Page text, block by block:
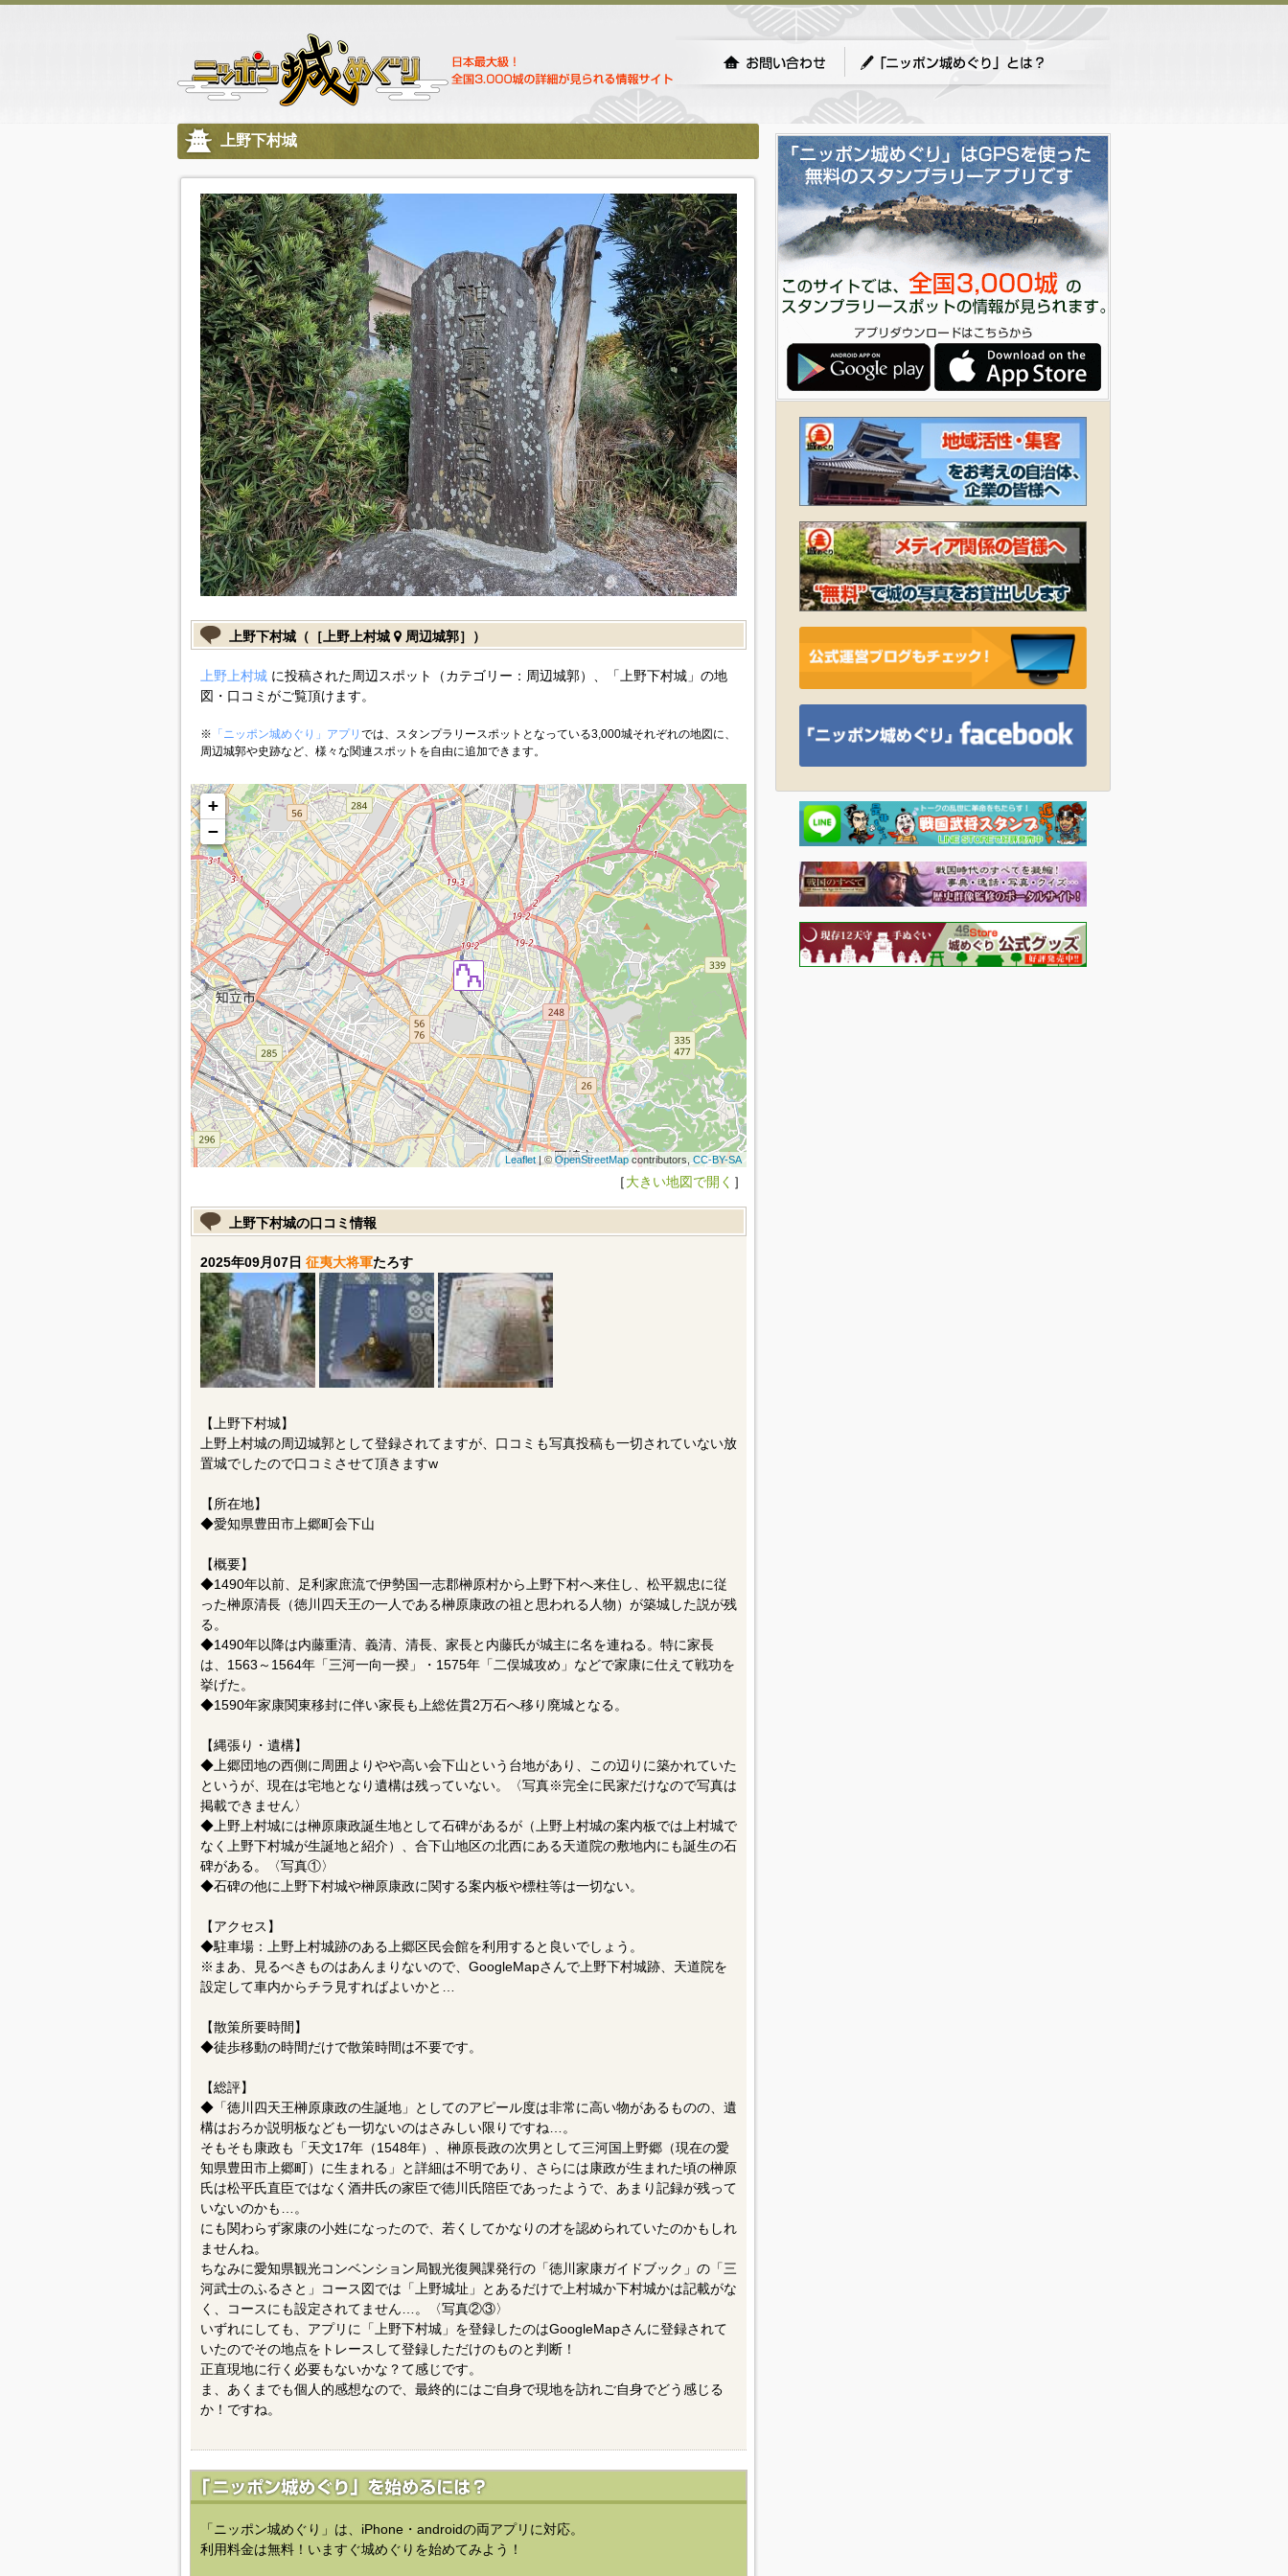
上野下村城
上野下村城（［上野上村城 周辺城郭］）
上野上村城に投稿された周辺スポット（カテゴリー：周辺城郭）、「上野下村城」の地
図・口コミがご覧頂けます。
※ 「ニッポン城めぐり」アプリ では、スタンプラリースポットとなっている3,000城それぞれの地図に、
周辺城郭や史跡など、様々な関連スポットを自由に追加できます。
+
−
Leaflet| © OpenStreetMapcontributors, CC-BY-SA
［大きい地図で開く ］
上野下村城の口コミ情報
2025年09月07日 征夷大将軍たろす
【上野下村城】
上野上村城の周辺城郭として登録されてますが、口コミも写真投稿も一切されていない放
置城でしたので口コミさせて頂きますw
【所在地】
◆愛知県豊田市上郷町会下山
【概要】
◆1490年以前、足利家庶流で伊勢国一志郡榊原村から上野下村へ来住し、松平親忠に従
った榊原清長（徳川四天王の一人である榊原康政の祖と思われる人物）が築城した説が残
る。
◆1490年以降は内藤重清、義清、清長、家長と内藤氏が城主に名を連ねる。特に家長
は、1563～1564年「三河一向一揆」・1575年「二俣城攻め」などで家康に仕えて戦功を
挙げた。
◆1590年家康関東移封に伴い家長も上総佐貫2万石へ移り廃城となる。
【縄張り・遺構】
◆上郷団地の西側に周囲よりやや高い会下山という台地があり、この辺りに築かれていた
というが、現在は宅地となり遺構は残っていない。〈写真※完全に民家だけなので写真は
掲載できません〉
◆上野上村城には榊原康政誕生地として石碑があるが（上野上村城の案内板では上村城で
なく上野下村城が生誕地と紹介）、合下山地区の北西にある天道院の敷地内にも誕生の石
碑がある。〈写真①〉
◆石碑の他に上野下村城や榊原康政に関する案内板や標柱等は一切ない。
【アクセス】
◆駐車場：上野上村城跡のある上郷区民会館を利用すると良いでしょう。
※まあ、見るべきものはあんまりないので、GoogleMapさんで上野下村城跡、天道院を
設定して車内からチラ見すればよいかと…
【散策所要時間】
◆徒歩移動の時間だけで散策時間は不要です。
【総評】
◆「徳川四天王榊原康政の生誕地」としてのアピール度は非常に高い物があるものの、遺
構はおろか説明板なども一切ないのはさみしい限りですね…。
そもそも康政も「天文17年（1548年）、榊原長政の次男として三河国上野郷（現在の愛
知県豊田市上郷町）に生まれる」と詳細は不明であり、さらには康政が生まれた頃の榊原
氏は松平氏直臣ではなく酒井氏の家臣で徳川氏陪臣であったようで、あまり記録が残って
いないのかも…。
にも関わらず家康の小姓になったので、若くしてかなりの才を認められていたのかもしれ
ませんね。
ちなみに愛知県観光コンベンション局観光復興課発行の「徳川家康ガイドブック」の「三
河武士のふるさと」コース図では「上野城址」とあるだけで上村城か下村城かは記載がな
く、コースにも設定されてません…。〈写真②③〉
いずれにしても、アプリに「上野下村城」を登録したのはGoogleMapさんに登録されて
いたのでその地点をトレースして登録しただけのものと判断！
正直現地に行く必要もないかな？て感じです。
ま、あくまでも個人的感想なので、最終的にはご自身で現地を訪れご自身でどう感じる
か！ですね。
「ニッポン城めぐり」は、iPhone・androidの両アプリに対応。
利用料金は無料！いますぐ城めぐりを始めてみよう！